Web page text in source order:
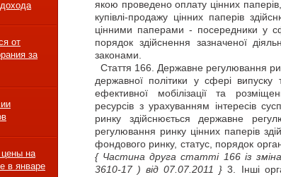
от
за
цены на
в январе
якою проведено оплату цінних
купівлі-продажу цінних паперів
цінними паперами - посередники у
порядок здійснення зазначеної
законами.
Стаття 166. Державне регулювання
державної політики у сфері
ефективної мобілізації та
ресурсів з урахуванням інтересів
ринку здійснюється державне
регулювання ринку цінних паперів
фондового ринку, статус, порядок
{ Частина друга статті 166 із
3610-17 ) від 07.07.2011 } 3. Інші